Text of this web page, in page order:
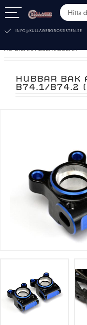
INFO@KULLAGERGROSSISTEN.SE
RC-BILAR. RESERVDELAR
HUBBAR BAK
B74.1/B74.2